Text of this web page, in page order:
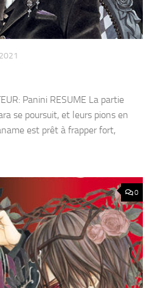
Panini RESUME La partie
se poursuit, et leurs pions en
est prêt à frapper fort,
0